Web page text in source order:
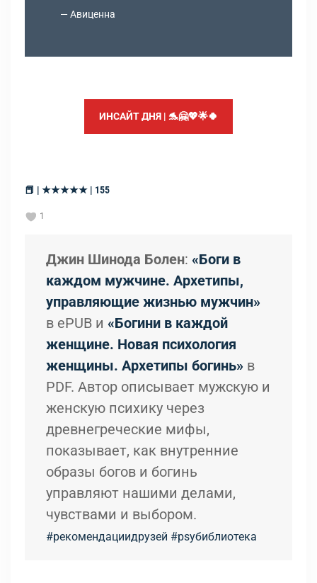
Авиценна
ИНСАЙТ ДНЯ | 🐬🤗💖🌟🍀
📕 | ★★★★★ | 155
1
Джин Шинода Болен: «Боги в
каждом мужчине. Архетипы,
управляющие жизнью мужчин»
в ePUB и «Богини в каждой
женщине. Новая психология
женщины. Архетипы богинь» в
PDF. Автор описывает мужскую и
женскую психику через
древнегреческие мифы,
показывает, как внутренние
образы богов и богинь
управляют нашими делами,
чувствами и выбором.
#рекомендациидрузей #psyбиблиотека